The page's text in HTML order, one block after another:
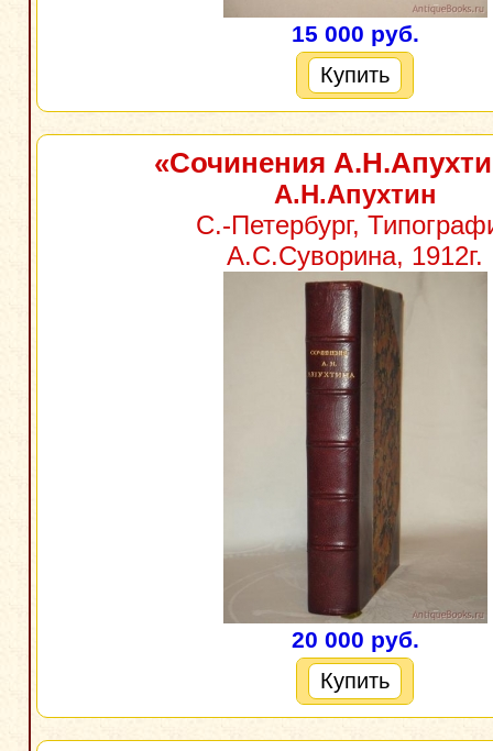
15 000 руб.
Купить
«Сочинения
А.Н.Апухтин
С.-Петербург,
А.С.Суворина, 1912г.
20 000 руб.
Купить